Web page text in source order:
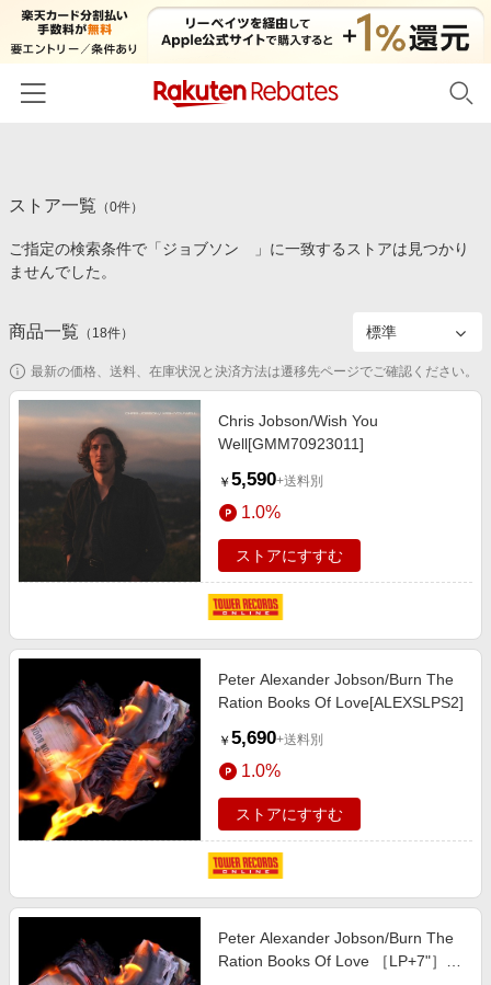
カテゴリー一覧
百貨店・総合ECモール
食品・スイーツ・お酒
コスメ・健康・医薬品
キッズ・ベビー用品
家電・PC・スマホ・カメラ
スポーツ・アウトドア・ゴルフ
インテリア・寝具
旅行・レジャー・ホテル予約
生活・お役立ち
金融・マネー・保険
デジタルコンテンツ
ビジネス・その他サービス
イベント一覧
初回購入者限定特典
対象ストア新規限定特典
新着ストアのご紹介
電子書籍特集
楽天ペイ導入ストア
楽天サービス特集
旅行特集
わくわく夏特集
Apple公式サイト×楽天カード分割払い
Qoo10メガポ
Samsung ボーナスキャンペーン
週末の高還元 夏の長期版
楽天IDでログイン/会員登録
ストア一覧 （0件）
ご指定の検索条件で「ジョブソン 」に一致するストアは見つかり
ませんでした。
商品一覧 （ 18件）
最新の価格、送料、在庫状況と決済方法は遷移先ページでご確認ください。
Chris Jobson/Wish You
Well[GMM70923011]
￥ 5,590+送料別
1.0%
ストアにすすむ
Peter Alexander Jobson/Burn The
Ration Books Of Love[ALEXSLPS2]
￥ 5,690+送料別
1.0%
ストアにすすむ
Peter Alexander Jobson/Burn The
Ration Books Of Love ［LP+7"］＜